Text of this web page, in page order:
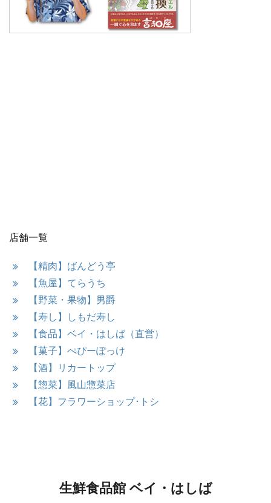
店舗一覧
【精肉】ばんどう亭
【魚屋】てらうち
【野菜・果物】男爵
【寿し】しもだ寿し
【食品】ベイ・はしば（直営）
【菓子】ぺぴーぽっけ
【酒】リカートップ
【惣菜】風山惣菜店
【花】フラワーショップ･トシ
生鮮食品館 ベイ・はしば